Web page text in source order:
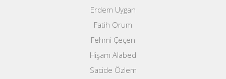
Erdem Uygan
Fatih Orum
Fehmi Çeçen
Hişam Alabed
Sacide Özlem